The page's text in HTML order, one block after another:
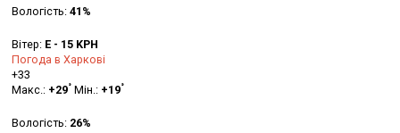
Вологість:41%
Вітер: E - 15 KPH
Погода в Харкові
+33
Макс.: +29° Мін.: +19°
Вологість: 26%